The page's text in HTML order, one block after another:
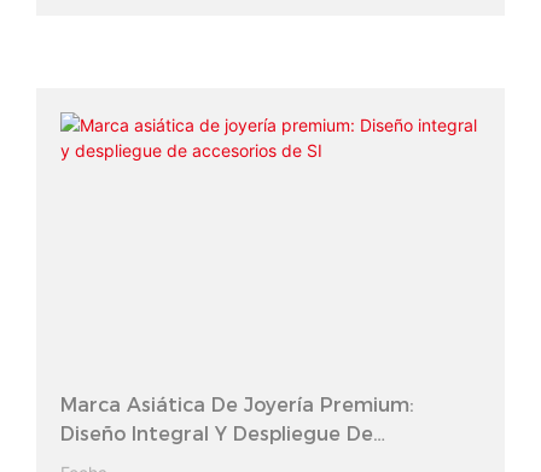
Marca Asiática De Joyería Premium:
Diseño Integral Y Despliegue De
Accesorios De SI